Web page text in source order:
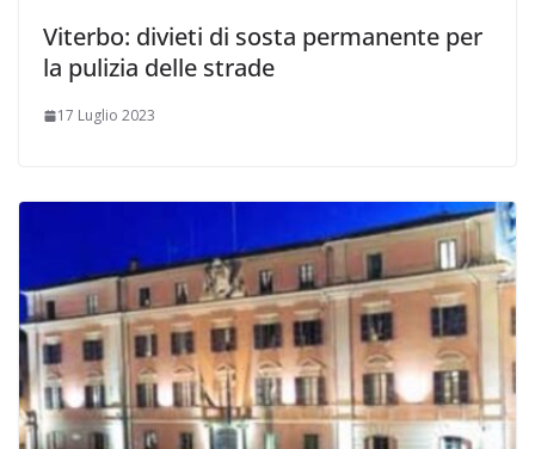
Viterbo: divieti di sosta permanente per
la pulizia delle strade
17 Luglio 2023